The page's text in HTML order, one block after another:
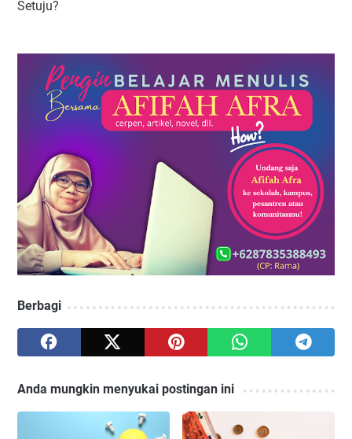
Setuju?
Berbagi
Anda mungkin menyukai postingan ini